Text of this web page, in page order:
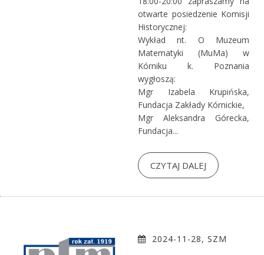
otwarte posiedzenie Komisji
Historycznej:
Wykład nt. O Muzeum
Matematyki (MuMa) w
Kórniku k. Poznania
wygłoszą:
Mgr Izabela Krupińska,
Fundacja Zakłady Kórnickie,
Mgr Aleksandra Górecka,
Fundacja...
CZYTAJ DALEJ
2024-11-28, SZM